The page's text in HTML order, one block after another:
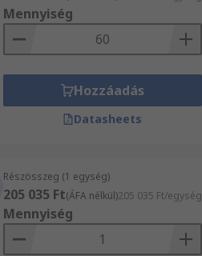
Mennyiség
Hozzáadás
Datasheets
Részösszeg (1 egység)
205 035 Ft(ÁFA nélkül)205 035 Ft/egység
Mennyiség